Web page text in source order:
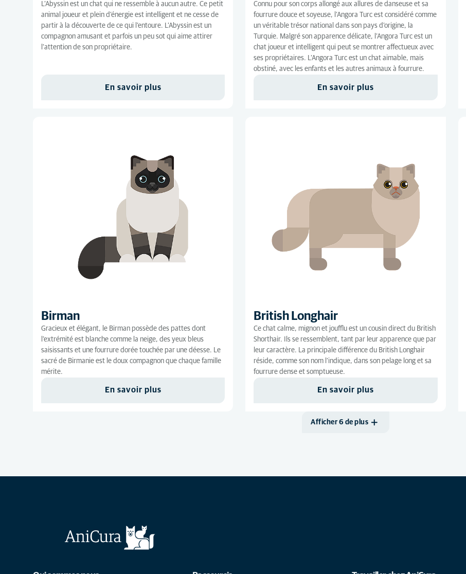
L’Abyssin est un chat qui ne ressemble à aucun autre. Ce petit
animal joueur et plein d’énergie est intelligent et ne cesse de
partir à la découverte de ce qui l’entoure. L’Abyssin est un
compagnon amusant et parfois un peu sot qui aime attirer
l’attention de son propriétaire.
En savoir plus
Connu pour son corps allongé aux allures de danseuse et sa
fourrure douce et soyeuse, l’Angora Turc est considéré comme
un véritable trésor national dans son pays d’origine, la
Turquie. Malgré son apparence délicate, l’Angora Turc est un
chat joueur et intelligent qui peut se montrer affectueux avec
ses propriétaires. L’Angora Turc est un chat aimable, mais
obstiné, avec les enfants et les autres animaux à fourrure.
En savoir plus
Birman
Gracieux et élégant, le Birman possède des pattes dont
l’extrémité est blanche comme la neige, des yeux bleus
saisissants et une fourrure dorée touchée par une déesse. Le
sacré de Birmanie est le doux compagnon que chaque famille
mérite.
En savoir plus
British Longhair
Ce chat calme, mignon et joufflu est un cousin direct du British
Shorthair. Ils se ressemblent, tant par leur apparence que par
leur caractère. La principale différence du British Longhair
réside, comme son nom l’indique, dans son pelage long et sa
fourrure dense et somptueuse.
En savoir plus
Afficher 6 de plus